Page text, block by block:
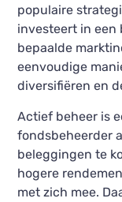
populaire
investeert in een
bepaalde
eenvoudige
diversifiëren en
Actief beheer is
fondsbeheerder
beleggingen te
hogere
met zich mee.